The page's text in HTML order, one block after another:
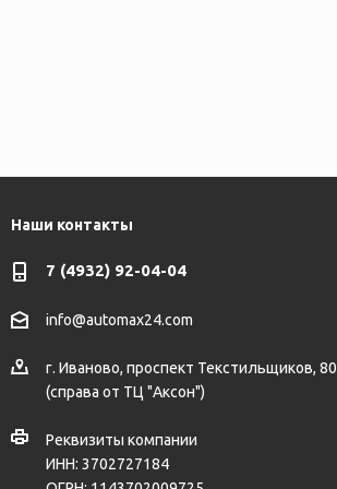
Наши контакты
7 (4932) 92-04-04
info@automax24.com
г. Иваново, проспект Текстильщиков, 80
(справа от ТЦ "Аксон")
Реквизиты компании
ИНН: 3702727184